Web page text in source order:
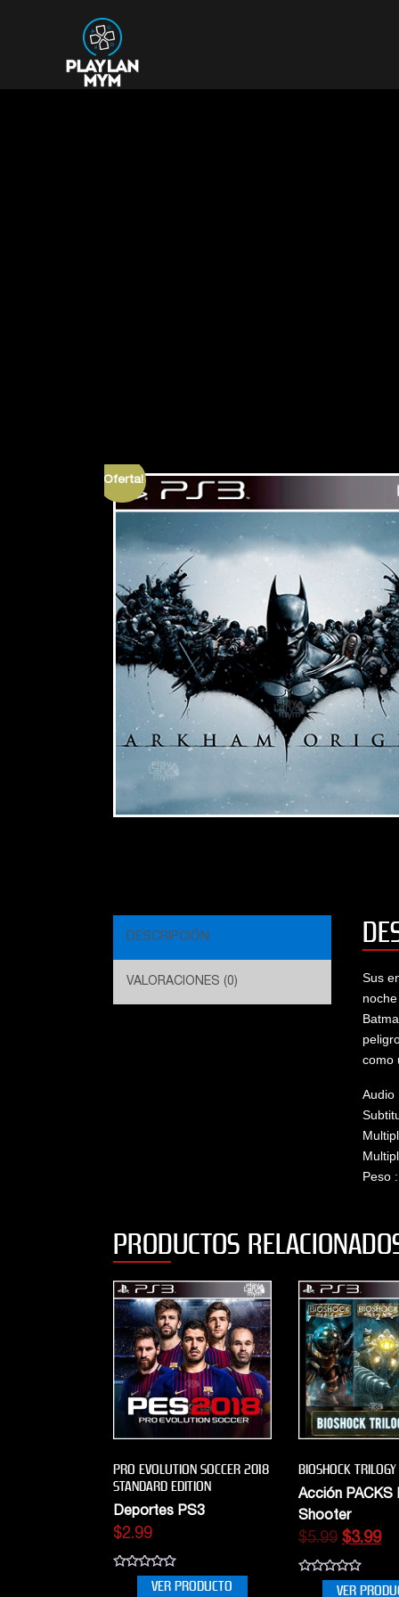
¡Oferta!
DESCRIPCIÓN
VALORACIONES (0)
Sus
como
Audio
Peso
PRODUCTOS
PRO EVOLUTION SOCCER 2018
STANDARD EDITION
Deportes PS3
$2.99
VER PRODUCTO
BIOSHOCK TRILOGY
Acción PACKS
Shooter
$5.99 $3.99
VER